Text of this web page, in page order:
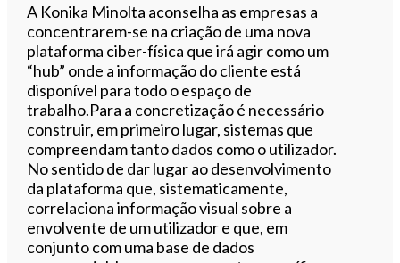
A Konika Minolta aconselha as empresas a
concentrarem-se na criação de uma nova
plataforma ciber-física que irá agir como um
“hub” onde a informação do cliente está
disponível para todo o espaço de
trabalho.Para a concretização é necessário
construir, em primeiro lugar, sistemas que
compreendam tanto dados como o utilizador.
No sentido de dar lugar ao desenvolvimento
da plataforma que, sistematicamente,
correlaciona informação visual sobre a
envolvente de um utilizador e que, em
conjunto com uma base de dados